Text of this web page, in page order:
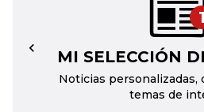
1
MI SELECCIÓN
Noticias personalizadas,
temas de
←